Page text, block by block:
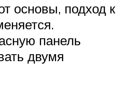
основы, подход к
панель
двумя